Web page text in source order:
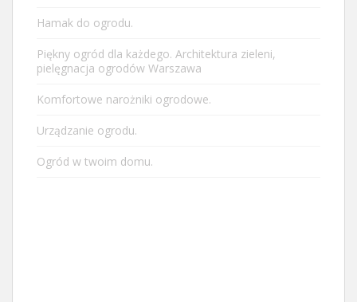
Hamak do ogrodu.
Piękny ogród dla każdego. Architektura zieleni,
pielęgnacja ogrodów Warszawa
Komfortowe narożniki ogrodowe.
Urządzanie ogrodu.
Ogród w twoim domu.